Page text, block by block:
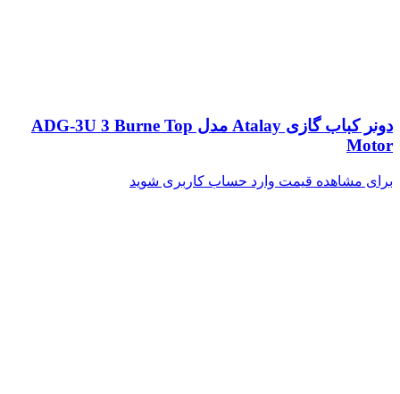
دونر کباب گازی Atalay مدل ADG-3U 3 Burne Top
Motor
برای مشاهده قیمت وارد حساب کاربری شوید